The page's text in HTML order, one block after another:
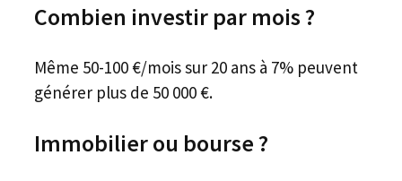
Combien investir par mois ?
Même 50-100 €/mois sur 20 ans à 7% peuvent
générer plus de 50 000 €.
Immobilier ou bourse ?